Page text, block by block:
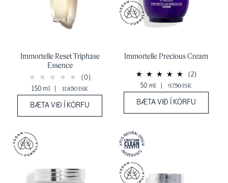
Immortelle Reset Triphase
Essence
(0)
150 ml 11.850 ISK
BÆTA VIÐ Í KÖRFU
Immortelle Precious Cream
(2)
50 ml 9.750 ISK
BÆTA VIÐ Í KÖRFU